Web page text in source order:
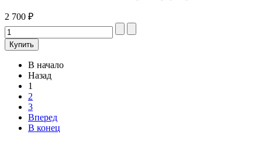
2 700 ₽
В начало
Назад
1
2
3
Вперед
В конец